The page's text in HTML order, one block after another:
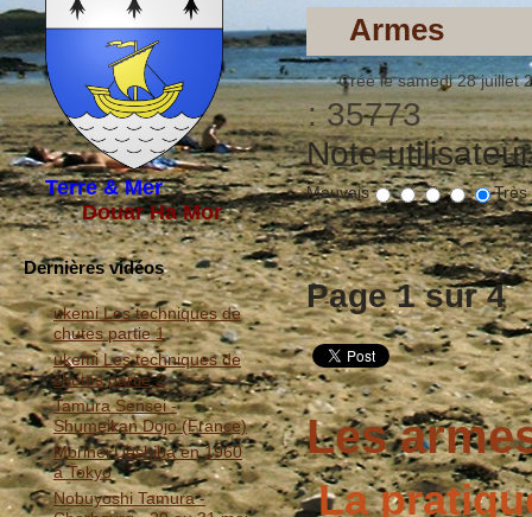
Terre & Mer
Douar Ha Mor
Dernières vidéos
ukemi Les techniques de
chutes partie 1
ukemi Les techniques de
chutes partie 2
Tamura Sensei -
Shumeikan Dojo (France)
Morihei Ueshiba en 1960
à Tokyo
Nobuyoshi Tamura -
Armes
Créé le samedi 28 juillet
: 35773
Note
Mauvais
Page 1 sur 4
Les
La